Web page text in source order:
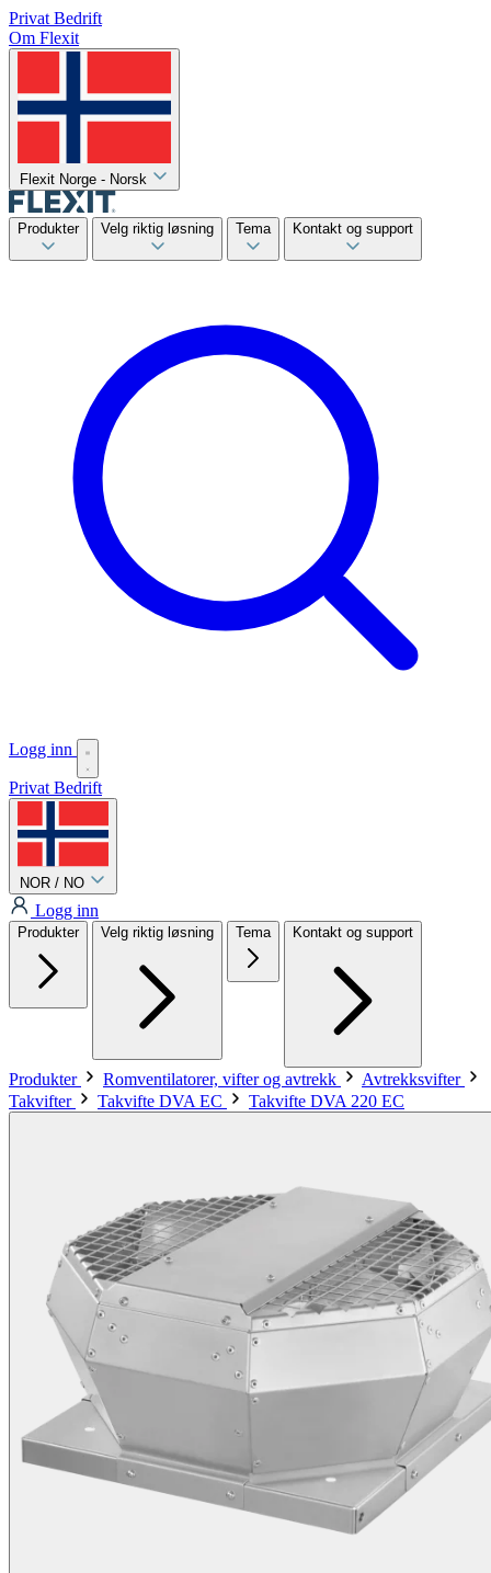
Privat Bedrift
Om Flexit
Flexit Norge - Norsk
Produkter Velg riktig løsning Tema Kontakt og support
Logg inn
Privat Bedrift
NOR / NO
Logg inn
Produkter Velg riktig løsning Tema Kontakt og support
Produkter Romventilatorer, vifter og avtrekk
Avtrekksvifter
Takvifter
Takvifte DVA EC Takvifte DVA 220 EC